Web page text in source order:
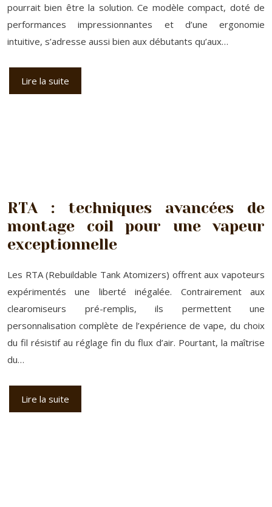
pourrait bien être la solution. Ce modèle compact, doté de
performances impressionnantes et d’une ergonomie
intuitive, s’adresse aussi bien aux débutants qu’aux…
Lire la suite
RTA : techniques avancées de
montage coil pour une vapeur
exceptionnelle
Les RTA (Rebuildable Tank Atomizers) offrent aux vapoteurs
expérimentés une liberté inégalée. Contrairement aux
clearomiseurs pré-remplis, ils permettent une
personnalisation complète de l’expérience de vape, du choix
du fil résistif au réglage fin du flux d’air. Pourtant, la maîtrise
du…
Lire la suite